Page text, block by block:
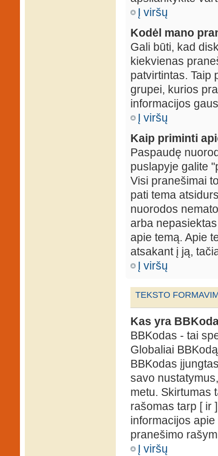
Į viršų
Kodėl mano
Gali būti, kad
kiekvienas
patvirtintas. Taip
grupei, kurios
informacijos
Į viršų
Kaip priminti
Paspaudę
puslapyje galite
Visi pranešimai
pati tema
nuorodos
arba
apie temą. Apie
atsakant į ją,
Į viršų
TEKSTO
Kas yra
BBKodas - tai
Globaliai
BBKodas
savo
metu. Skirtumas
rašomas tarp [ ir
informacijos
pranešimo
Į viršų